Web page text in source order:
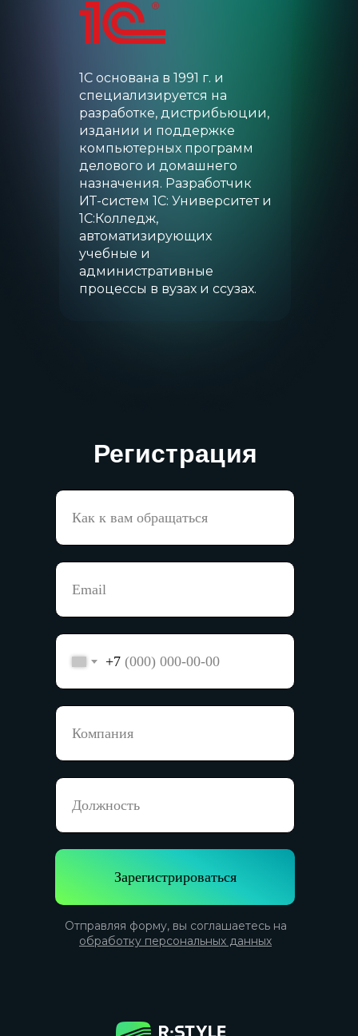
1С основана в 1991 г. и
специализируется на
разработке, дистрибьюции,
издании и поддержке
компьютерных программ
делового и домашнего
назначения. Разработчик
ИТ-систем 1С: Университет и
1С:Колледж,
автоматизирующих
учебные и
административные
процессы в вузах и ссузах.
Регистрация
+7
Зарегистрироваться
Отправляя форму, вы соглашаетесь на
обработку персональных данных